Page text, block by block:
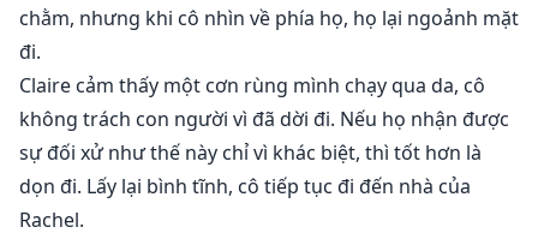
chằm, nhưng khi cô nhìn về phía họ, họ lại ngoảnh mặt
đi.
Claire cảm thấy một cơn rùng mình chạy qua da, cô
không trách con người vì đã dời đi. Nếu họ nhận được
sự đối xử như thế này chỉ vì khác biệt, thì tốt hơn là
dọn đi. Lấy lại bình tĩnh, cô tiếp tục đi đến nhà của
Rachel.